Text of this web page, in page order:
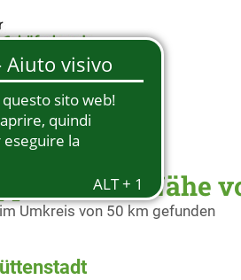
in der Nähe
Umkreis von 50 km gefunden